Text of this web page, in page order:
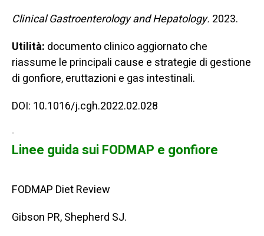
Clinical Gastroenterology and Hepatology. 2023.
Utilità: documento clinico aggiornato che
riassume le principali cause e strategie di gestione
di gonfiore, eruttazioni e gas intestinali.
DOI: 10.1016/j.cgh.2022.02.028
Linee guida sui FODMAP e gonfiore
FODMAP Diet Review
Gibson PR, Shepherd SJ.